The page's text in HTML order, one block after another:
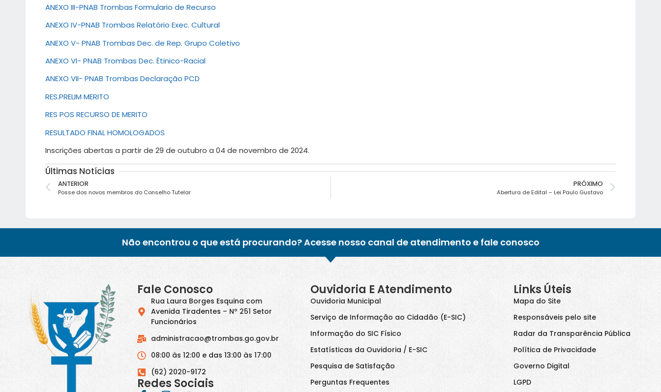
ANEXO III-PNAB Trombas Formulario de Recurso
ANEXO IV-PNAB Trombas Relatório Exec. Cultural
ANEXO V- PNAB Trombas Dec. de Rep. Grupo Coletivo
ANEXO VI- PNAB Trombas Dec. Étinico-Racial
ANEXO VII- PNAB Trombas Declaração PCD
RES.PRELIM MERITO
RES POS RECURSO DE MERITO
RESULTADO FINAL HOMOLOGADOS
Inscrições abertas a partir de 29 de outubro a 04 de novembro de 2024.
Últimas Notícias
ANTERIOR
Posse dos novos membros do Conselho Tutelar
PRÓXIMO
Abertura de Edital – Lei Paulo Gustavo
Não encontrou o que está procurando? Acesse nosso canal de atendimento e fale conosco
Fale Conosco
Rua Laura Borges Esquina com
Avenida Tiradentes – Nº 251 Setor
Funcionários
administracao@trombas.go.gov.br
08:00 às 12:00 e das 13:00 às 17:00
(62) 2020-9172
Redes Sociais
Ouvidoria E Atendimento
Ouvidoria Municipal
Serviço de Informação ao Cidadão (E-SIC)
Informação do SIC Físico
Estatísticas da Ouvidoria / E-SIC
Pesquisa de Satisfação
Perguntas Frequentes
Links Úteis
Mapa do Site
Responsáveis pelo site
Radar da Transparência Pública
Política de Privacidade
Governo Digital
LGPD